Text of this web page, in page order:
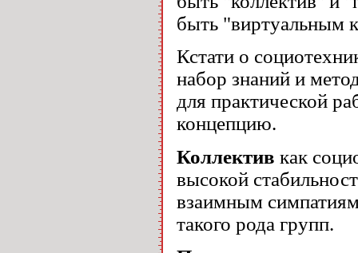
быть "виртуальным
Кстати о
набор знаний и
для практической
концепцию.
Коллектив как
высокой
взаимным
такого рода групп.